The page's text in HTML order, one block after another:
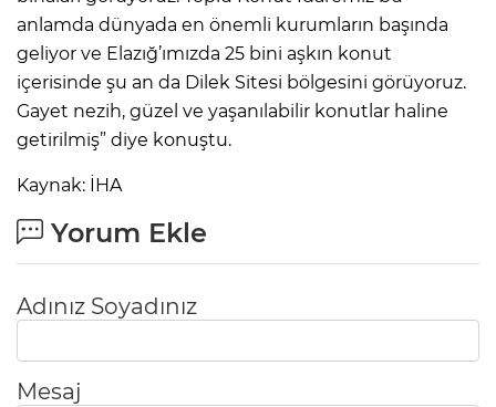
anlamda dünyada en önemli kurumların başında
geliyor ve Elazığ’ımızda 25 bini aşkın konut
içerisinde şu an da Dilek Sitesi bölgesini görüyoruz.
Gayet nezih, güzel ve yaşanılabilir konutlar haline
getirilmiş” diye konuştu.
Kaynak: İHA
Yorum Ekle
Adınız Soyadınız
Mesaj